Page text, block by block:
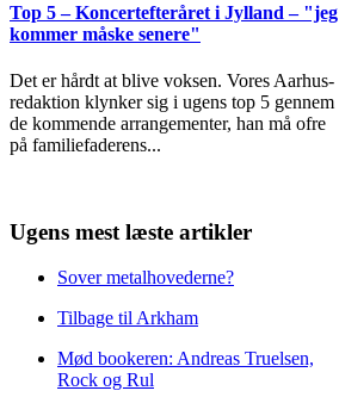
Top 5 – Koncertefteråret i Jylland – "jeg
kommer måske senere"
Det er hårdt at blive voksen. Vores Aarhus-
redaktion klynker sig i ugens top 5 gennem
de kommende arrangementer, han må ofre
på familiefaderens...
Ugens mest læste artikler
Sover metalhovederne?
Tilbage til Arkham
Mød bookeren: Andreas Truelsen,
Rock og Rul